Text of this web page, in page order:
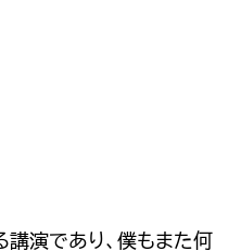
演であり、僕もまた何